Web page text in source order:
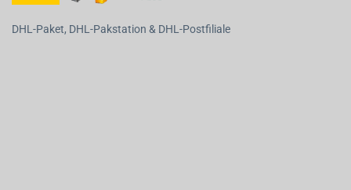
DHL-Paket, DHL-Pakstation & DHL-Postfiliale